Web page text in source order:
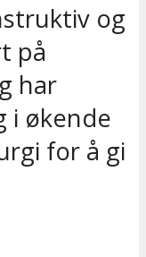
og
på
har
i økende
for å gi